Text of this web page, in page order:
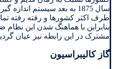
سال 1875 به بعد سيستم
طرف اکثر کشورها و رفته رفته
بنابراين با هماهنگ شدن اين
مشترک در اين رابطه نيز عيان
گاز کالیبراسیون